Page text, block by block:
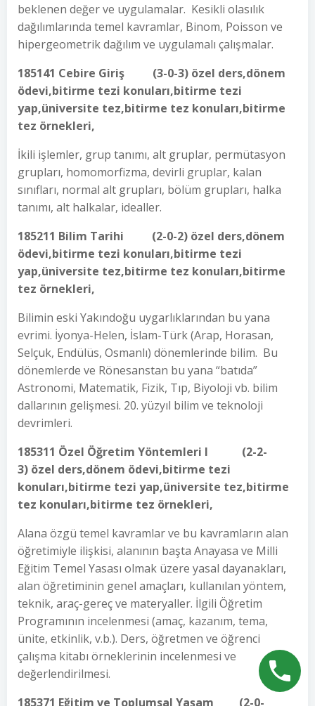
beklenen değer ve uygulamalar. Kesikli olasılık
dağılımlarında temel kavramlar, Binom, Poisson ve
hipergeometrik dağılım ve uygulamalı çalışmalar.
185141 Cebire Giriş (3-0-3) özel ders,dönem
ödevi,bitirme tezi konuları,bitirme tezi
yap,üniversite tez,bitirme tez konuları,bitirme
tez örnekleri,
İkili işlemler, grup tanımı, alt gruplar, permütasyon
grupları, homomorfizma, devirli gruplar, kalan
sınıfları, normal alt grupları, bölüm grupları, halka
tanımı, alt halkalar, idealler.
185211 Bilim Tarihi (2-0-2) özel ders,dönem
ödevi,bitirme tezi konuları,bitirme tezi
yap,üniversite tez,bitirme tez konuları,bitirme
tez örnekleri,
Bilimin eski Yakındoğu uygarlıklarından bu yana
evrimi. İyonya-Helen, İslam-Türk (Arap, Horasan,
Selçuk, Endülüs, Osmanlı) dönemlerinde bilim. Bu
dönemlerde ve Rönesanstan bu yana “batıda”
Astronomi, Matematik, Fizik, Tıp, Biyoloji vb. bilim
dallarının gelişmesi. 20. yüzyıl bilim ve teknoloji
devrimleri.
185311 Özel Öğretim Yöntemleri I (2-2-
3) özel ders,dönem ödevi,bitirme tezi
konuları,bitirme tezi yap,üniversite tez,bitirme
tez konuları,bitirme tez örnekleri,
Alana özgü temel kavramlar ve bu kavramların alan
öğretimiyle ilişkisi, alanının başta Anayasa ve Milli
Eğitim Temel Yasası olmak üzere yasal dayanakları,
alan öğretiminin genel amaçları, kullanılan yöntem,
teknik, araç-gereç ve materyaller. İlgili Öğretim
Programının incelenmesi (amaç, kazanım, tema,
ünite, etkinlik, v.b.). Ders, öğretmen ve öğrenci
çalışma kitabı örneklerinin incelenmesi ve
değerlendirilmesi.
185371 Eğitim ve Toplumsal Yaşam (2-0-